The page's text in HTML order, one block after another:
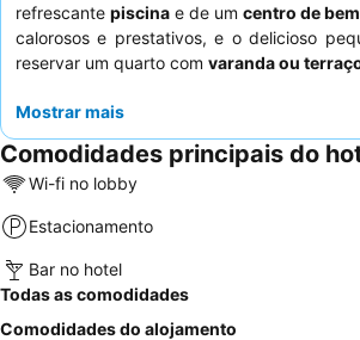
refrescantepiscina e de umcentro de
calorosos e prestativos, e o delicioso
reservar um quarto com varanda ou
Mostrar mais
Comodidades principais do
Wi-fi no lobby
Estacionamento
Bar no hotel
Todas as comodidades
Comodidades do alojamento